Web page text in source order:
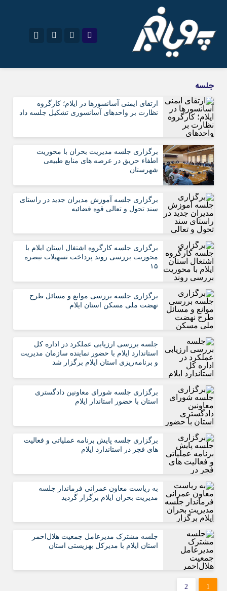
سروش ایتا
آپارات اپلیکیشن رمز عبور
مرا به خاطر بسپار
جلسه
ارتقای ایمنی آسانسورها در ایلام؛ کارگروه
نظارت بر واحدهای آسانسوری تشکیل جلسه داد
برگزاری جلسه مدیریت بحران با محوریت
اطفاء حریق در عرصه های منابع طبیعی
شهرستان
برگزاری جلسه آموزش مدیران‌ جدید در راستای
سند تحول و تعالی قوه قضائیه
برگزاری جلسه کارگروه اشتغال استان ایلام با
محوریت بررسی روند پرداخت تسهیلات تبصره
۱۵
برگزاری جلسه بررسی موانع و مسائل طرح
نهضت ملی مسکن استان ایلام
جلسه بررسی ارزیابی عملکرد در اداره کل
استاندارد ایلام با حضور نماینده سازمان مدیریت
و برنامه‌ریزی استان ایلام برگزار شد
برگزاری جلسه شورای معاونین دادگستری
استان با حضور استاندار ایلام
برگزاری جلسه پایش برنامه عملیاتی و فعالیت
های فجر در استاندارد ایلام
به ریاست معاون عمرانی فرماندار جلسه
مدیریت بحران ایلام برگزار گردید
جلسه مشترک مدیرعامل جمعیت هلال‌احمر
استان ایلام با مدیرکل بهزیستی استان
1
2